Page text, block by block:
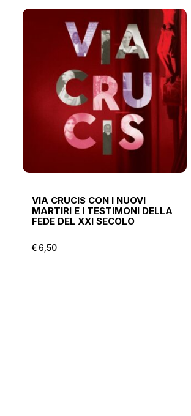
VIA CRUCIS CON I NUOVI
MARTIRI E I TESTIMONI DELLA
FEDE DEL XXI SECOLO
€6,50
€6,50